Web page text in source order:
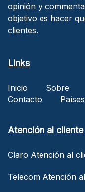
opinión y
objetivo es hacer
clientes.
Links
Inicio Sobre
Contacto
Países
Atención al
Claro Atención al
Telecom Atención